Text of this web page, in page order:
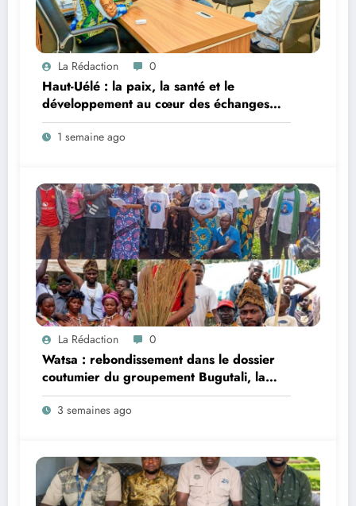
La Rédaction 0
Haut-Uélé : la paix, la santé et le
développement au cœur des échanges
entre le vice-gouverneur Christophe Dara
Matata et les chefs des secteurs de
1 semaine ago
La Rédaction 0
Watsa : rebondissement dans le dossier
coutumier du groupement Bugutali, la
famille régnante Mbiliki réclame
l’installation urgente de César Mbiliki |||
3 semaines ago